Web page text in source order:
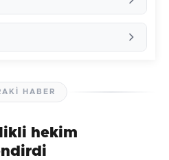
İlk yorumu siz yapın!
HABER
hekim